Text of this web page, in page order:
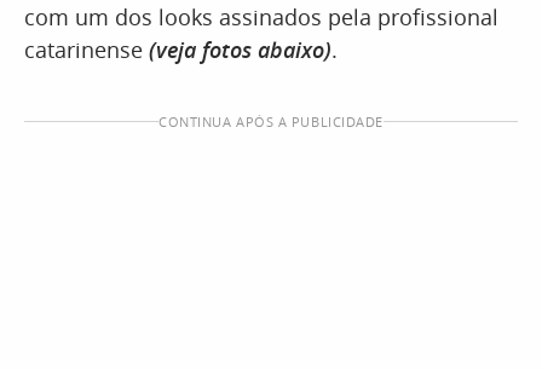
com um dos looks assinados pela profissional
catarinense (veja fotos abaixo).
CONTINUA APÓS A PUBLICIDADE